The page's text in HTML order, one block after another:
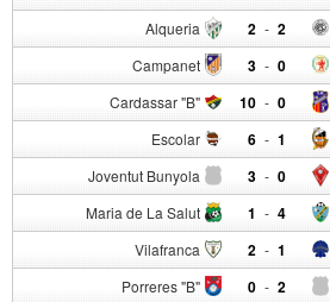
Alqueria 2 - 2
Campanet 3 - 0
Cardassar "B" 10 - 0
Escolar 6 - 1
Joventut Bunyola 3 - 0
Maria de La Salut 1 - 4
Vilafranca 2 - 1
Porreres "B" 0 - 2